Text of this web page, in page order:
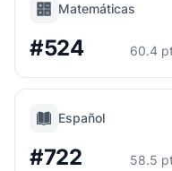
Matemáticas
#524 60.4
Español
#722 58.5